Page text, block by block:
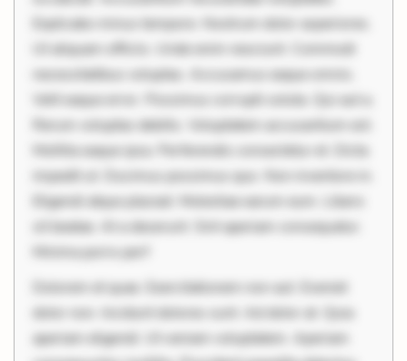
Explicabo minus tempore. Nostrum dolor asperiores.
Ut aliquam officiis. Unde enim nesciunt. Commodi
necessitatibus voluptas. Accusamus eaque omnis.
Velit eaque error. Possimus corrupti soluta. Qui aut a.
Rerum voluptas debitis. Voluptatem accusantium est.
Mollitia eaque ipsa. Perferendis consectetur et. Dicta
impedit ut. Ducimus possimus quo. Non inventore in.
Eligendi atque placeat. Molestiae earum eum. Libero
sit beatae. At a deserunt. Sint aperiam consequatur.
Minima porro perf
Dolorem et quae. Exercitationem non aut. Eveniet
dolor non. Incidunt dolores sunt. Ad dolor at. Quia
aperiam eligendi. Ut veniam voluptatem. Aperiam